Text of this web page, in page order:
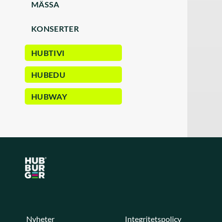
MÄSSA
KONSERTER
HUBTIVI
HUBEDU
HUBWAY
Nyheter Integritetspolicy